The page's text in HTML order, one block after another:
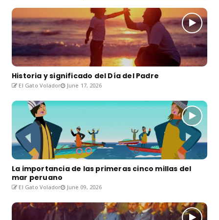
Historia y significado del Día del Padre
El Gato Volador June 17, 2026
La importancia de las primeras cinco millas del
mar peruano
El Gato Volador June 09, 2026